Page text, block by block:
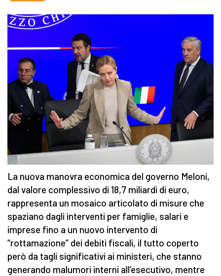
La nuova manovra economica del governo Meloni,
dal valore complessivo di 18,7 miliardi di euro,
rappresenta un mosaico articolato di misure che
spaziano dagli interventi per famiglie, salari e
imprese fino a un nuovo intervento di
“rottamazione” dei debiti fiscali, il tutto coperto
però da tagli significativi ai ministeri, che stanno
generando malumori interni all’esecutivo, mentre